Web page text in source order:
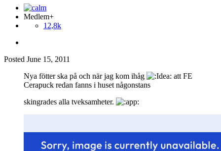
Medlem+
12,8k
Posted June 15, 2011
Nya fötter ska på och när jag kom ihåg
att FE
Cerapuck redan fanns i huset någonstans
skingrades alla tveksamheter.